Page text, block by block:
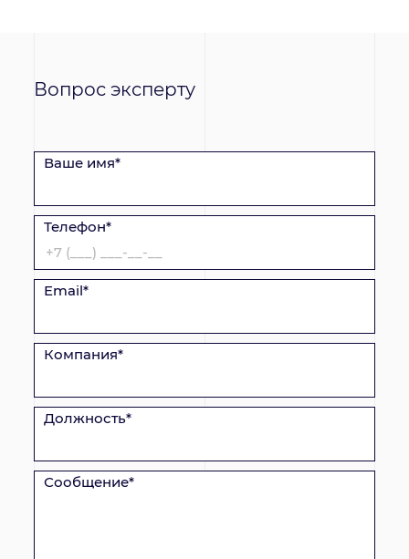
Вопрос эксперту
Ваше имя*
Телефон*
Email*
Компания*
Должность*
Сообщение*